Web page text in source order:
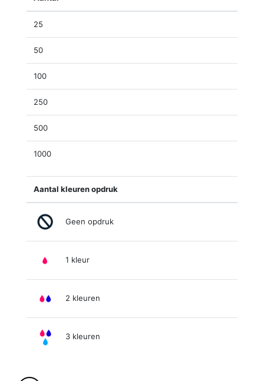
25
50
100
250
500
1000
Aantal kleuren opdruk
Geen opdruk
1 kleur
2 kleuren
3 kleuren